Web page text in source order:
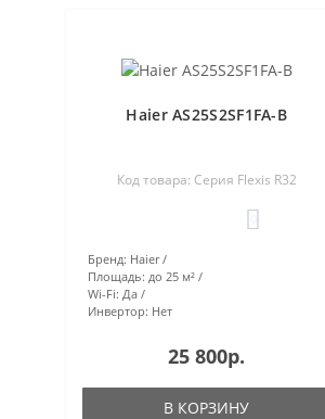
Haier AS25S2SF1FA-B
Код товара: Серия Flexis R32
Бренд: Haier
Площадь: до 25 м²
Wi-Fi: Да
Инвертор: Нет
25 800р.
В КОРЗИНУ